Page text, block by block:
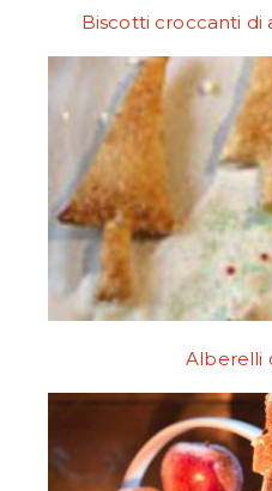
Biscotti croccanti di
Alberelli